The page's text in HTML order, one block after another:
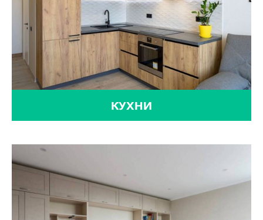
КУХНИ